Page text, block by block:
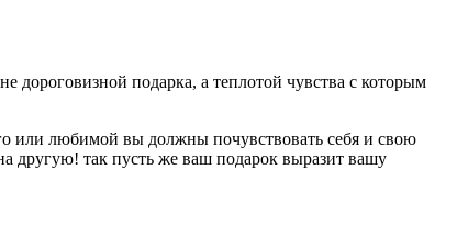
дороговизной подарка, а теплотой чувства с которым
или любимой вы должны почувствовать себя и свою
другую! так пусть же ваш подарок выразит вашу